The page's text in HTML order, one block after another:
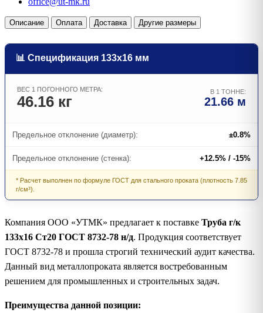
Описание Оплата Доставка Другие размеры
📊 Спецификация 133х16 мм
ВЕС 1 ПОГОННОГО МЕТРА:
46.16 кг
В 1 ТОННЕ:
21.66 м
Предельное отклонение (диаметр): ±0.8%
Предельное отклонение (стенка): +12.5% / -15%
* Расчет выполнен по формуле ГОСТ для стального проката (плотность 7.85
г/см³).
Компания ООО «УТМК» предлагает к поставке Труба г/к
133х16 Ст20 ГОСТ 8732-78 н/д. Продукция соответствует
ГОСТ 8732-78 и прошла строгий технический аудит качества.
Данный вид металлопроката является востребованным
решением для промышленных и строительных задач.
Преимущества данной позиции: